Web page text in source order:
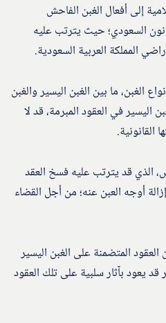
إلى أفعال الغبن الفاحش
السعودي؛ حيث يترتب عليه
المملكة العربية السعودية.
الغبن، ما بين الغبن اليسير والغبن
في العقود المبرمة، قد لا
الذي قد يترتب عليه فسخ العقد
أوجه العبن عنه؛ من أجل القضاء
المتضمنة على الغبن اليسير
يعود بآثار سلبية على تلك العقود